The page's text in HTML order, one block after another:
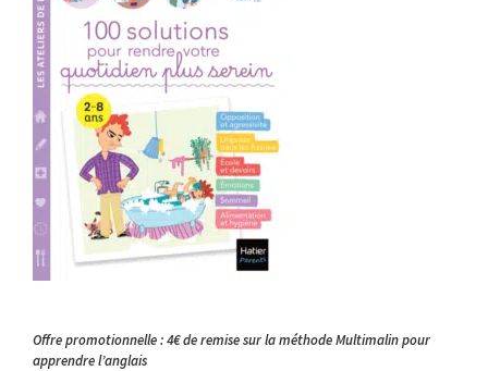
Offre promotionnelle : 4€ de remise sur la méthode Multimalin pour
apprendre l’anglais